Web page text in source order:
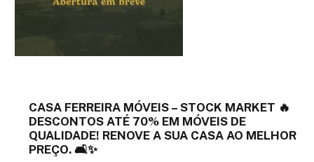
CASA FERREIRA MÓVEIS – STOCK MARKET 🔥
DESCONTOS ATÉ 70% EM MÓVEIS DE
QUALIDADE! RENOVE A SUA CASA AO MELHOR
PREÇO. 🛋️✨